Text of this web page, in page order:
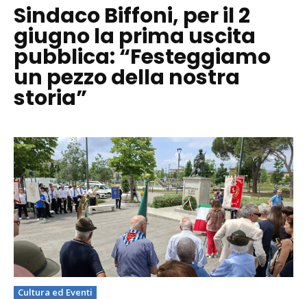
Sindaco Biffoni, per il 2
giugno la prima uscita
pubblica: “Festeggiamo
un pezzo della nostra
storia”
Cultura ed Eventi